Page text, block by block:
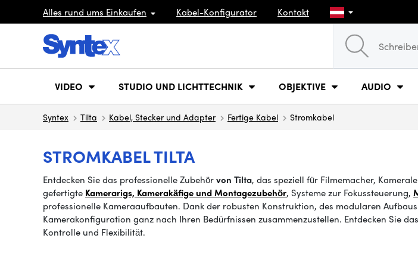
Alles rund ums Einkaufen Kabel-Konfigurator Kontakt
VIDEO STUDIO UND LICHTTECHNIK OBJEKTIVE AUDIO
Syntex Tilta Kabel, Stecker und Adapter Fertige Kabel Stromkabel
STROMKABEL TILTA
Entdecken Sie das professionelle Zubehörvon Tilta, das speziell für Filmemacher,
gefertigte Kamerarigs, Kamerakäfige und Montagezubehör, Systeme zur Fokussteuerung,
professionelle Kameraaufbauten. Dank der robusten Konstruktion, des modularen
Kamerakonfiguration ganz nach Ihren Bedürfnissen zusammenzustellen. Entdecken Sie
Kontrolle und Flexibilität.